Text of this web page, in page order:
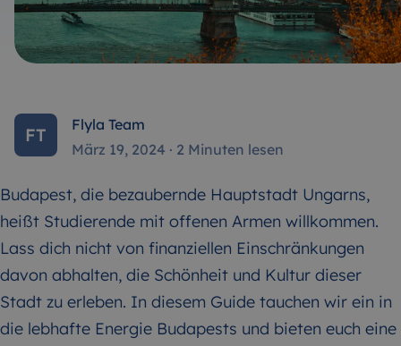
FT
Flyla Team
März 19, 2024 · 2 Minuten lesen
Budapest, die bezaubernde Hauptstadt Ungarns,
heißt Studierende mit offenen Armen willkommen.
Lass dich nicht von finanziellen Einschränkungen
davon abhalten, die Schönheit und Kultur dieser
Stadt zu erleben. In diesem Guide tauchen wir ein in
die lebhafte Energie Budapests und bieten euch eine